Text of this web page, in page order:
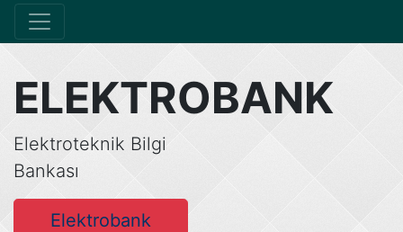
ELEKTROBANK
Elektroteknik Bilgi
Bankası
Elektrobank